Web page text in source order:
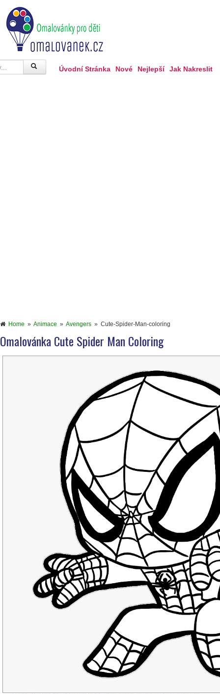
Úvodní Stránka Nové Nejlepší Jak Nakreslit
Home » Animace » Avengers » Cute-Spider-Man-coloring
Omalovánka Cute Spider Man Coloring